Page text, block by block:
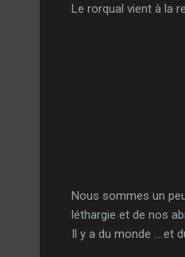
Le rorqual vient à la
Nous sommes un
léthargie et de nos
Il y a du monde ....et